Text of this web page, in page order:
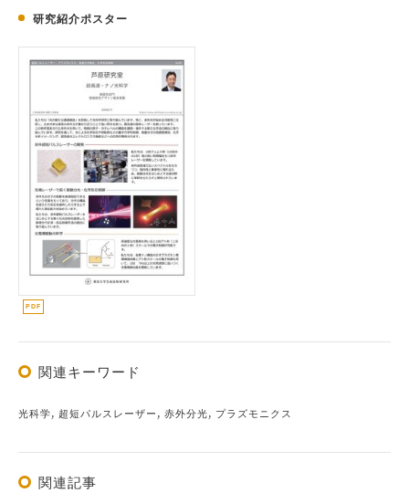
研究紹介ポスター
関連キーワード
光科学, 超短パルスレーザー, 赤外分光, プラズモニクス
関連記事